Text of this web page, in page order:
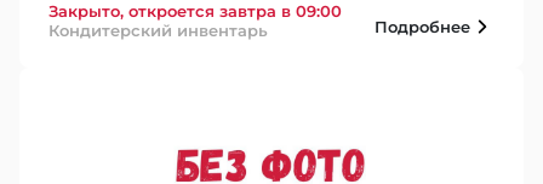
Закрыто, откроется завтра в 09:00
Кондитерский инвентарь
Подробнее